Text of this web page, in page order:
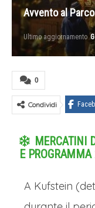
Avvento al
Ultimo aggiornamento
0
Condividi
MERCATINI
E
A Kufstein